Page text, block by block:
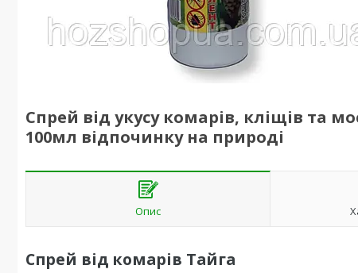
Спрей від укусу комарів, кліщів та
100мл відпочинку на природі
Опис
Спрей від комарів Тайга